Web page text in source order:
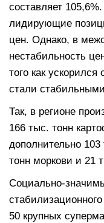
составляет
лидирующие
цен. Однако, в
нестабильность
того как
стали
Так, в регионе
166 тыс. тонн
дополнительно
тонн моркови и 21
Социально-
50 крупных